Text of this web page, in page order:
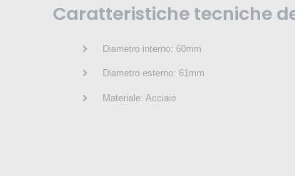
Caratteristiche tecniche
Diametro interno: 60mm
Diametro esterno: 61mm
Materiale: Acciaio